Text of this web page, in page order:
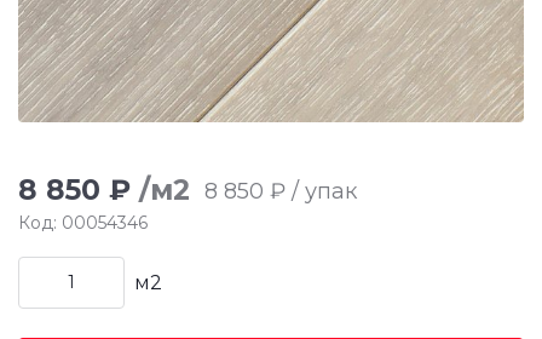
8 850 ₽ /м2 8 850 ₽ / упак
Код: 00054346
м2